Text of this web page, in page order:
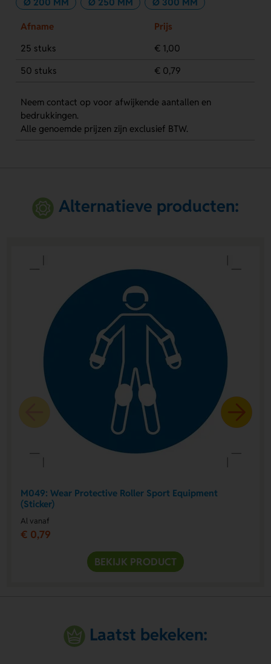
Afname
Prijs
25 stuks
€ 1,00
50 stuks
€ 0,79
Neem contact op voor afwijkende aantallen en
bedrukkingen.
Alle genoemde prijzen zijn exclusief BTW.
Alternatieve producten:
M049: Wear Protective Roller Sport Equipment
(Sticker)
Al vanaf
€ 0,79
BEKIJK PRODUCT
Laatst bekeken: